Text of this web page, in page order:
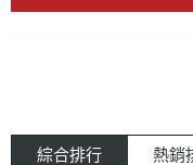
綜合排行 熱銷